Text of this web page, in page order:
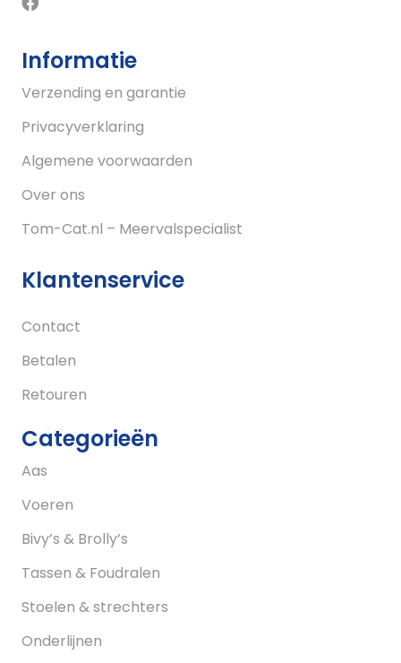
Informatie
Verzending en garantie
Privacyverklaring
Algemene voorwaarden
Over ons
Tom-Cat.nl – Meervalspecialist
Klantenservice
Contact
Betalen
Retouren
Categorieën
Aas
Voeren
Bivy’s & Brolly’s
Tassen & Foudralen
Stoelen & strechters
Onderlijnen